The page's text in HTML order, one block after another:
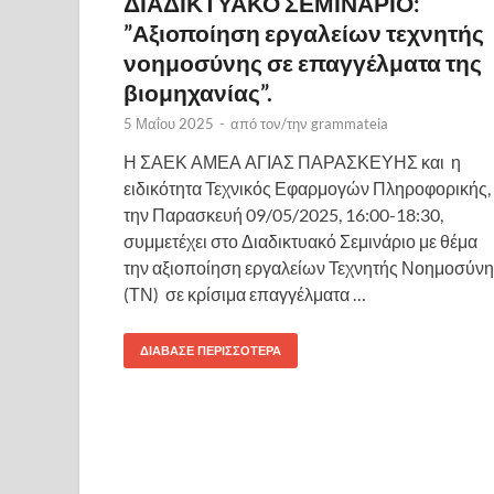
”Αξιοποίηση εργαλείων τεχνητής
νοημοσύνης σε επαγγέλματα της
βιομηχανίας”.
5 Μαΐου 2025 - από τον/την grammateia
Η ΣΑΕΚ ΑΜΕΑ ΑΓΙΑΣ ΠΑΡΑΣΚΕΥΗΣ και η
ειδικότητα Τεχνικός Εφαρμογών Πληροφορικής,
την Παρασκευή 09/05/2025, 16:00-18:30,
συμμετέχει στο Διαδικτυακό Σεμινάριο με θέμα
την αξιοποίηση εργαλείων Τεχνητής
(ΤΝ) σε κρίσιμα επαγγέλματα …
ΔΙΆΒΑΣΕ ΠΕΡΙΣΣΌΤΕΡΑ